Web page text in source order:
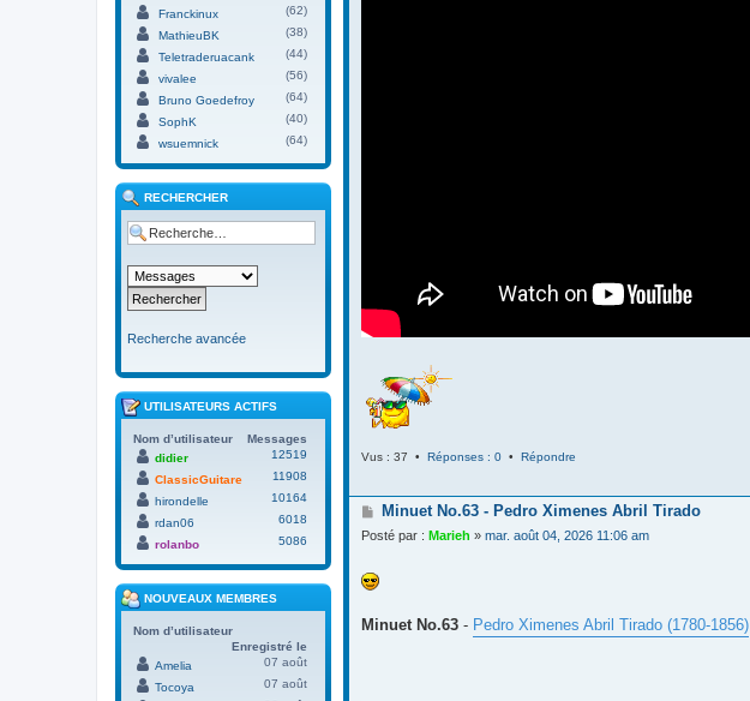
Vus : 37 • Réponses : 0 • Répondre
M
s
a
g
Minuet No.63 - Pedro Ximenes Abril Tirado
Posté par : Marieh » mar. août 04, 2026 11:06 am
Minuet No.63 - Pedro Ximenes Abril Tirado (1780-1856)
Franckinux
(62)
MathieuBK
(38)
Teletraderuacank
(44)
vivalee
(56)
Bruno Goedefroy
(64)
SophK
(40)
wsuemnick
(64)
RECHERCHER
Recherche avancée
UTILISATEURS ACTIFS
Nom d’utilisateur
Messages
didier
12519
ClassicGuitare
11908
hirondelle
10164
rdan06
6018
rolanbo
5086
NOUVEAUX MEMBRES
Nom d’utilisateur
Enregistré le
Amelia
07 août
Tocoya
07 août